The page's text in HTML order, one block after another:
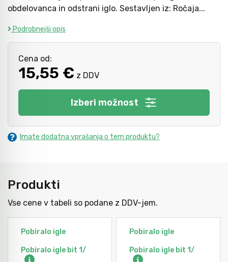
obdelovanca in odstrani iglo. Sestavljen iz: Ročaja...
Podrobnejši opis
Cena od:
15,55 € z DDV
Izberi možnost
Imate dodatna vprašanja o tem produktu?
Produkti
Vse cene v tabeli so podane z DDV-jem.
Pobiralo igle
Pobiralo igle bit 1/
Pobiralo igle
Pobiralo igle bit 1/
Kladiva
Točkala, dleta, luknjači in pile
Vzvodi in primeži
Škarje, noži in žage
Svetila
Mazanje